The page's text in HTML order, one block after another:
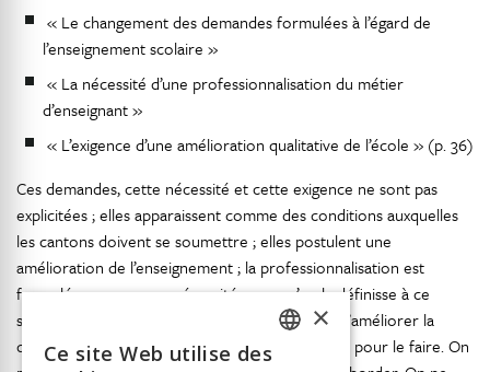
« Le changement des demandes formulées à l’égard de
l’enseignement scolaire »
« La nécessité d’une professionnalisation du métier
d’enseignant »
« L’exigence d’une amélioration qualitative de l’école » (p. 36)
Ces demandes, cette nécessité et cette exigence ne sont pas
explicitées ; elles apparaissent comme des conditions auxquelles
les cantons doivent se soumettre ; elles postulent une
amélioration de l’enseignement ; la professionnalisation est
formulée comme une nécessité, sans qu’on la définisse à ce
stade. Est-ce que les HEP sont l’unique moyen d’améliorer la
qualité de l’école ? Elles représentent la solution pour le faire. On
×
Ce site Web utilise des